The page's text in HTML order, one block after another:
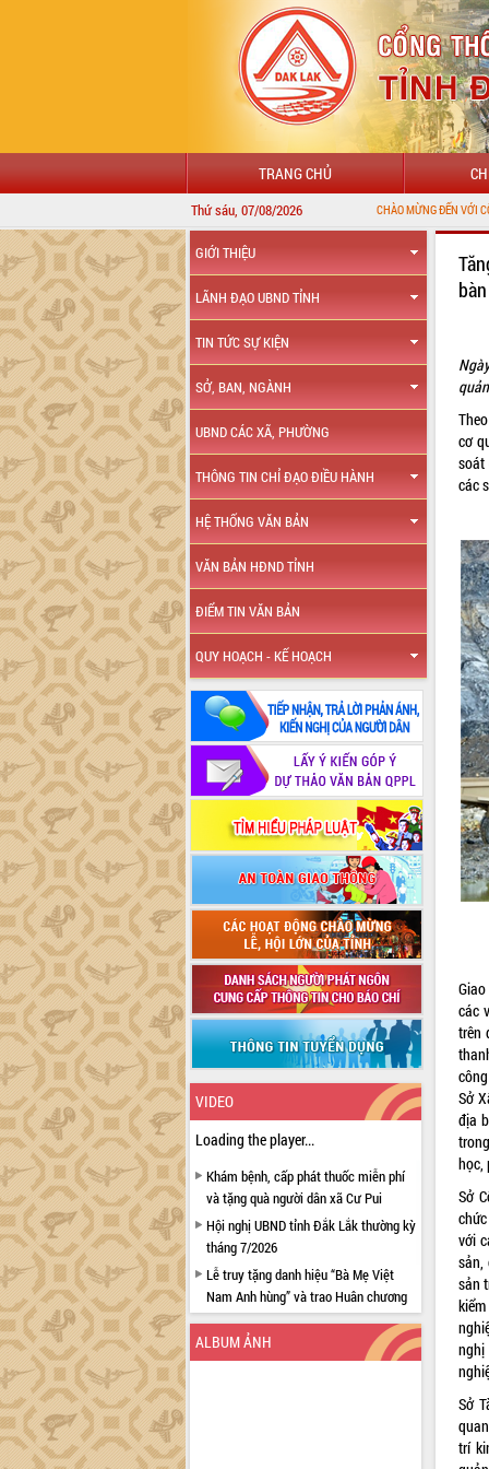
TRANG CHỦ
Thứ sáu, 07/08/2026 CHÀO MỪNG ĐẾN VỚI CỔNG
GIỚI THIỆU
LÃNH ĐẠO UBND TỈNH
TIN TỨC SỰ KIỆN
SỞ, BAN, NGÀNH
UBND CÁC XÃ, PHƯỜNG
THÔNG TIN CHỈ ĐẠO ĐIỀU HÀNH
HỆ THỐNG VĂN BẢN
VĂN BẢN HĐND TỈNH
ĐIỂM TIN VĂN BẢN
QUY HOẠCH - KẾ HOẠCH
VIDEO
Loading the player...
Khám bệnh, cấp phát thuốc miễn phí
và tặng quà người dân xã Cư Pui
Hội nghị UBND tỉnh Đắk Lắk thường kỳ
tháng 7/2026
Lễ truy tặng danh hiệu “Bà Mẹ Việt
Nam Anh hùng” và trao Huân chương
Lao động
UBND tỉnh Đắk Lắk triển khai nhiệm
vụ 6 tháng cuối năm 2026
ALBUM ẢNH
cơ
soát
các
các
trên
Sở
địa
học,
Sở
với
sản,
sản
Sở
trí